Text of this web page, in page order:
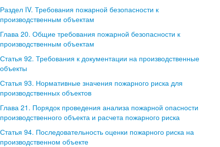
Раздел IV. Требования пожарной безопасности к
производственным объектам
Глава 20. Общие требования пожарной безопасности к
производственным объектам
Статья 92. Требования к документации на производственные
объекты
Статья 93. Нормативные значения пожарного риска для
производственных объектов
Глава 21. Порядок проведения анализа пожарной опасности
производственного объекта и расчета пожарного риска
Статья 94. Последовательность оценки пожарного риска на
производственном объекте